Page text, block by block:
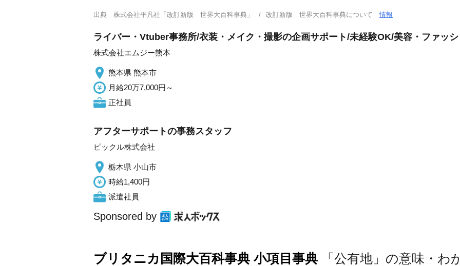
出典 株式会社平凡社「改訂新版 世界大百科事典」 改訂新版 世界大百科事典について情報
ライバー・Vtuber事務所/衣装・メイク・撮影の企画サポート/未経験OK/美容・ファッ
株式会社エムジー熊本
熊本県 熊本市
月給20万7,000円～
正社員
アフターサポートの事務スタッフ
ピックル株式会社
栃木県 小山市
時給1,400円
派遣社員
Sponsored by
ブリタニカ国際大百科事典 小項目事典 「公有地」の意味・わ